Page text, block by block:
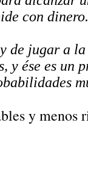
con dinero.
de jugar a
y ése es un
y menos